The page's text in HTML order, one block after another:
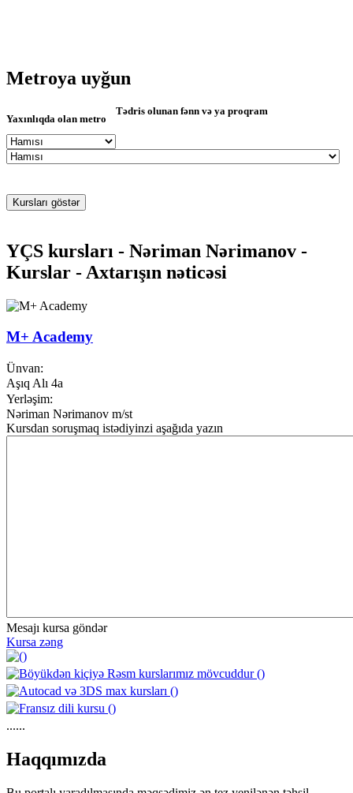
Metroya uyğun
Yaxınlıqda olan metro
Tədris olunan fənn və ya proqram
YÇS kursları - Nəriman Nərimanov -
Kurslar - Axtarışın nəticəsi
M+ Academy
Ünvan:
Aşıq Alı 4a
Yerləşim:
Nəriman Nərimanov m/st
Kursdan soruşmaq istədiyinzi aşağıda yazın
Mesajı kursa göndər
Kursa zəng
......
Haqqımızda